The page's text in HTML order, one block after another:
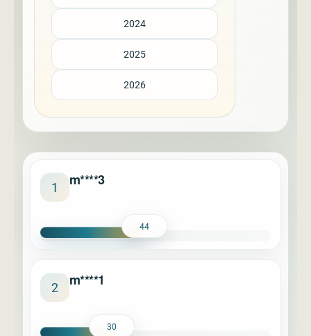
2024
2025
2026
1 m****3
44
2 m****1
30